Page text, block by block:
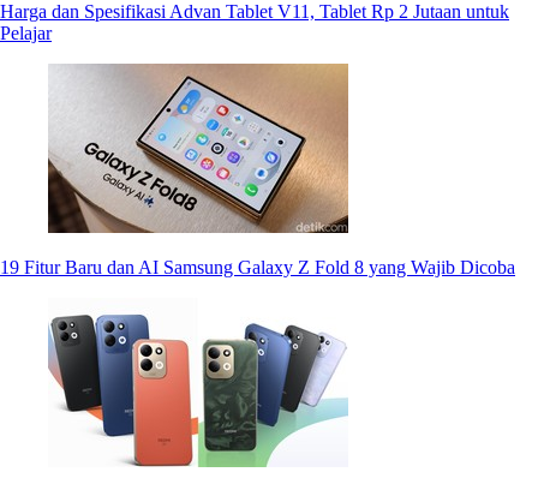
Harga dan Spesifikasi Advan Tablet V11, Tablet Rp 2 Jutaan untuk
Pelajar
19 Fitur Baru dan AI Samsung Galaxy Z Fold 8 yang Wajib Dicoba